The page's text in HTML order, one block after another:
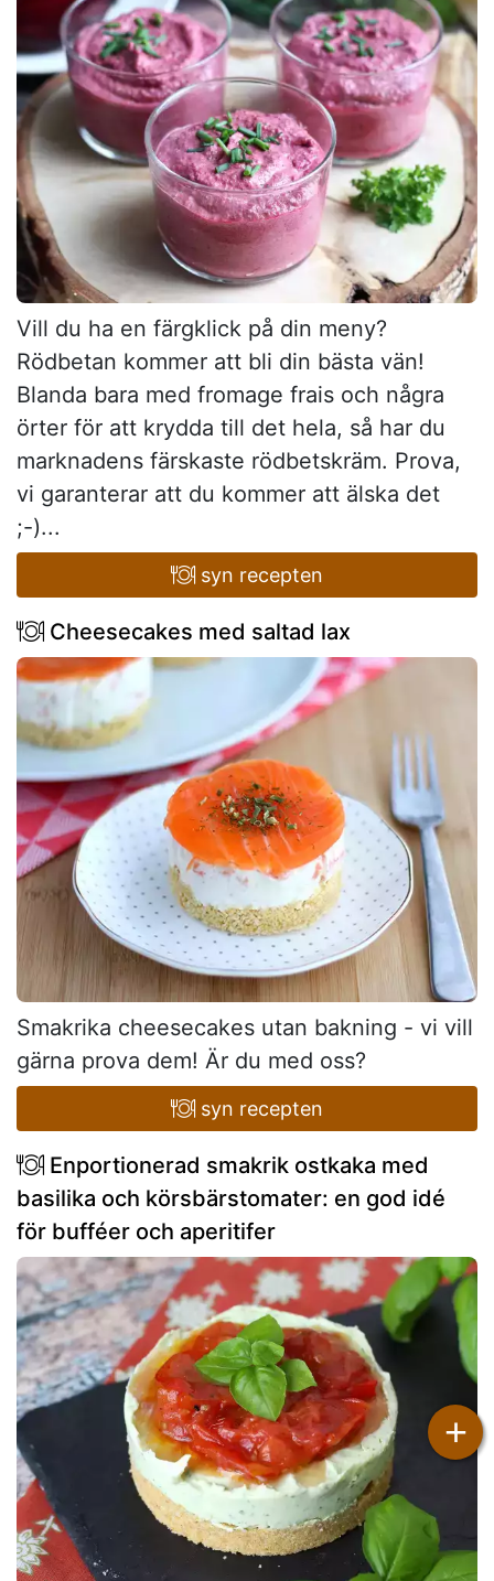
Vill du ha en färgklick på din meny?
Rödbetan kommer att bli din bästa vän!
Blanda bara med fromage frais och några
örter för att krydda till det hela, så har du
marknadens färskaste rödbetskräm. Prova,
vi garanterar att du kommer att älska det
;-)...
syn recepten
Cheesecakes med saltad lax
Smakrika cheesecakes utan bakning - vi vill
gärna prova dem! Är du med oss?
syn recepten
Enportionerad smakrik ostkaka med
basilika och körsbärstomater: en god idé
för bufféer och aperitifer
+